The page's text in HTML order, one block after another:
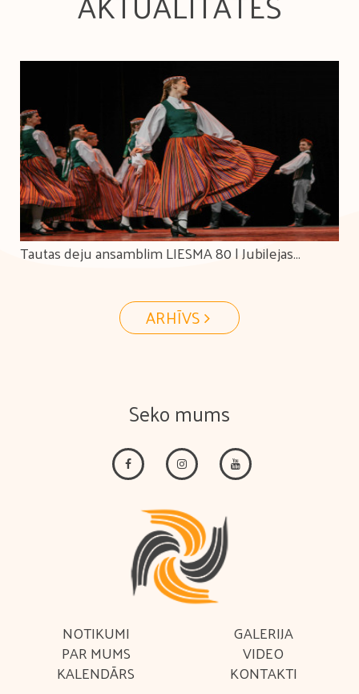
Latvijas II Jauniešu Deju svētki "Viens
ARHĪVS
Seko mums
NOTIKUMI
PAR MUMS
KALENDĀRS
GALERIJA
VIDEO
KONTAKTI